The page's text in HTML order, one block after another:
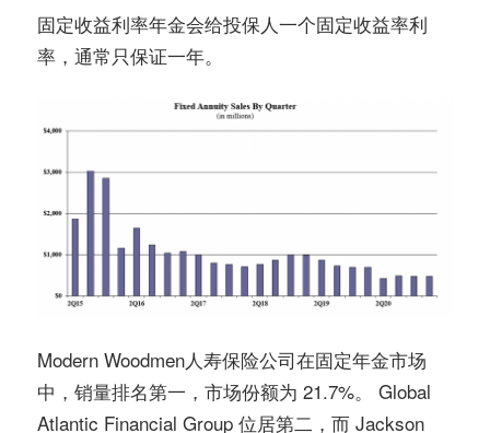
固定收益利率年金会给投保人一个固定收益率利
率，通常只保证一年。
Modern Woodmen人寿保险公司在固定年金市场
中，销量排名第一，市场份额为 21.7%。 Global
Atlantic Financial Group 位居第二，而 Jackson